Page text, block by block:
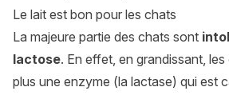
Le lait est bon pour les chats
La majeure partie des chats sont
lactose. En effet, en grandissant,
plus une enzyme (la lactase) qui est